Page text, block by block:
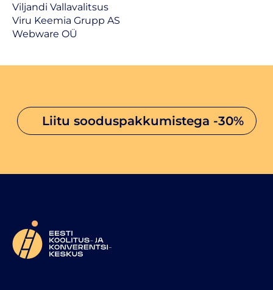
Viljandi Vallavalitsus
Viru Keemia Grupp AS
Webware OÜ
liitu sooduspakkumistega -30%